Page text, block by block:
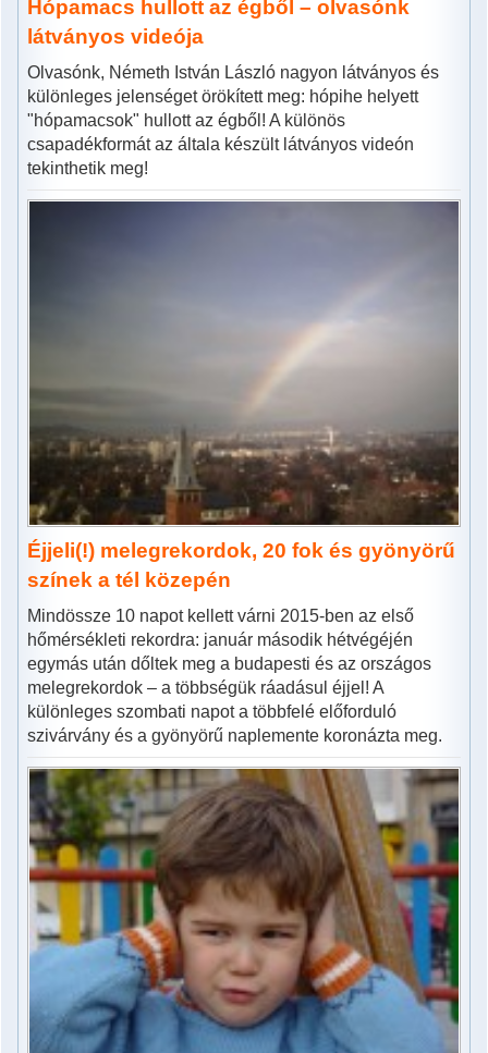
Hópamacs hullott az égből – olvasónk
látványos videója
Olvasónk, Németh István László nagyon látványos és
különleges jelenséget örökített meg: hópihe helyett
"hópamacsok" hullott az égből! A különös
csapadékformát az általa készült látványos videón
tekinthetik meg!
Éjjeli(!) melegrekordok, 20 fok és gyönyörű
színek a tél közepén
Mindössze 10 napot kellett várni 2015-ben az első
hőmérsékleti rekordra: január második hétvégéjén
egymás után dőltek meg a budapesti és az országos
melegrekordok – a többségük ráadásul éjjel! A
különleges szombati napot a többfelé előforduló
szivárvány és a gyönyörű naplemente koronázta meg.